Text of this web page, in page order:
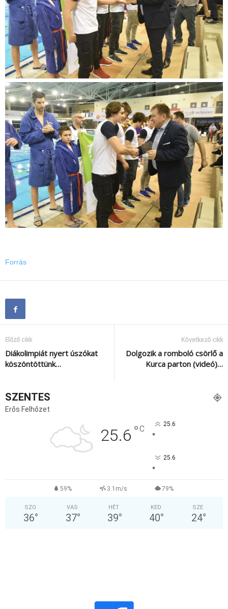
Forrás
Előző cikk
Diákolimpiát nyert úszókat
köszöntöttünk…
Következő cikk
Dolgozik a romboló csörlő a
Kurca parton (videó)…
SZENTES
Erős Felhőzet
25.6 °C 25.6
°
25.6
°
59% 3.1m/s 79%
SZO
36°
VAS
37°
HÉT
39°
KED
40°
SZE
24°